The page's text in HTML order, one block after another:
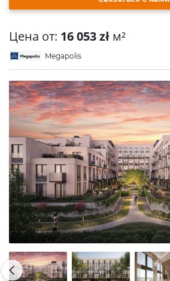
Цена от: 16 053 zł м²
Megapolis